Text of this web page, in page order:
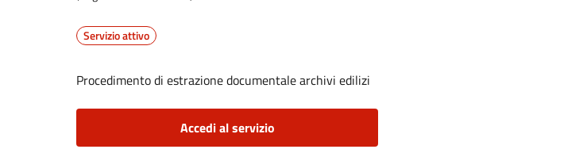
Servizio attivo
Procedimento di estrazione documentale archivi edilizi
Accedi al servizio